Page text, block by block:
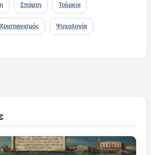
Σπάρτη Τούρκοι
Χριστιανισμός Ψυχολογία